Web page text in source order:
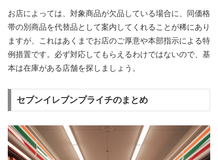
お店によっては、対象商品が欠品している場合に、同価格
帯の別商品を代替品として案内してくれることが稀にあり
ますが、これはあくまでお店のご厚意や本部指示による特
例措置です。必ず対応してもらえるわけではないので、基
本は在庫がある店舗を探しましょう。
セブンイレブンプライチのまとめ